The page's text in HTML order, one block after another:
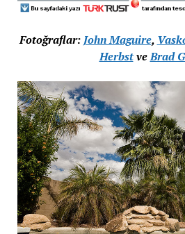
Fotoğraflar: John Maguire,
HerbstveBrad